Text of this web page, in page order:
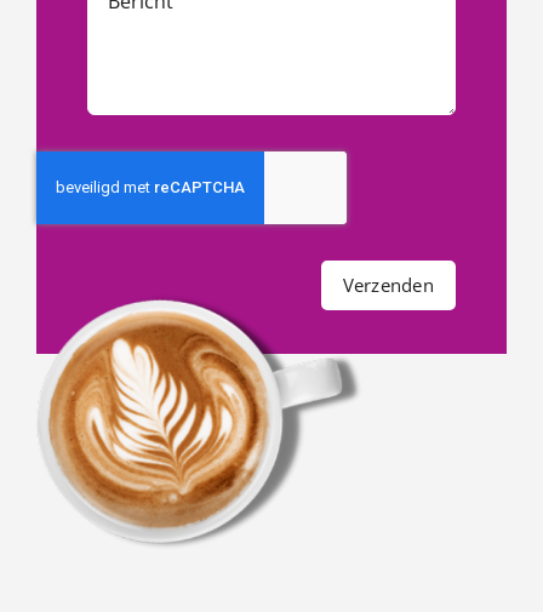
Verzenden